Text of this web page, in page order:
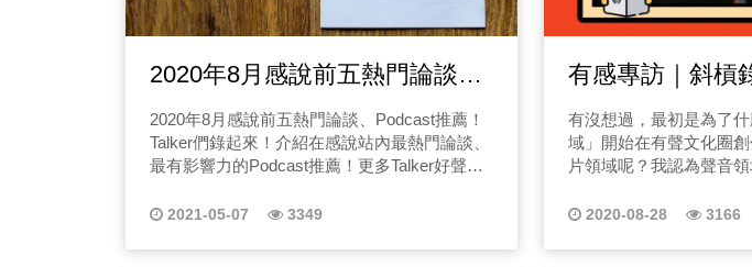
2020年8月感說前五熱門論談
Podcast推薦！Talker們錄起
來！
2020年8月感說前五熱門論談、Podcast推薦！
Talker們錄起來！介紹在感說站內最熱門論談、
最有影響力的Podcast推薦！更多Talker好聲音
2021-05-07 3349
有感專訪｜斜槓
有沒想過，最初是為了
域」開始在有聲文化圈
片領域呢？我認為聲音
就來聊上述事項的必經的
2020-08-28 3166